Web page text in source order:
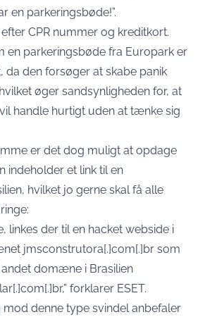
en parkeringsbøde!”.
CPR nummer og kreditkort.
en parkeringsbøde fra Europark er
den forsøger at skabe panik
øger sandsynligheden for, at
handle hurtigt uden at tænke sig
er det dog muligt at opdage
indeholder et link til en
hvilket jo gerne skal få alle
linkes der til en hacket webside i
jmsconstrutora[.]com[.]br som
domæne i Brasilien
forklarer ESET.
mod denne type svindel anbefaler